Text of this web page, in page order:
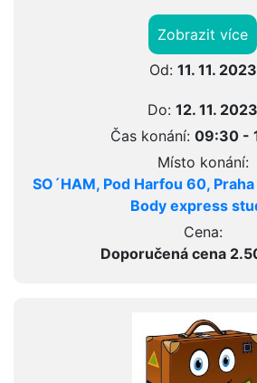
Zobrazit více
Od: 11. 11. 2023
Do: 12. 11. 2023
Čas konání: 09:30 -
Místo konání:
SO´HAM, Pod Harfou 60,
Body express
Cena:
Doporučená cena